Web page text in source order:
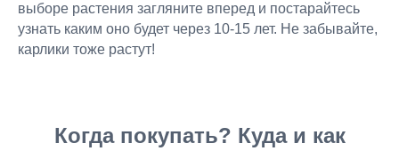
выборе растения загляните вперед и постарайтесь
узнать каким оно будет через 10-15 лет. Не забывайте,
карлики тоже растут!
Когда покупать? Куда и как